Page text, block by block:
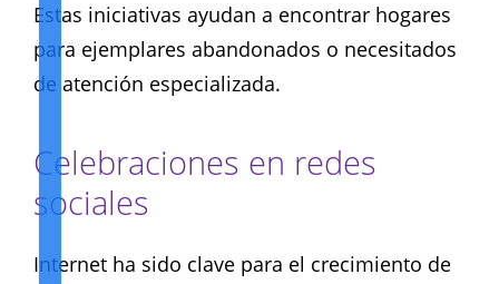
Estas iniciativas ayudan a encontrar hogares
para ejemplares abandonados o necesitados
de atención especializada.
Celebraciones en redes
sociales
Internet ha sido clave para el crecimiento de